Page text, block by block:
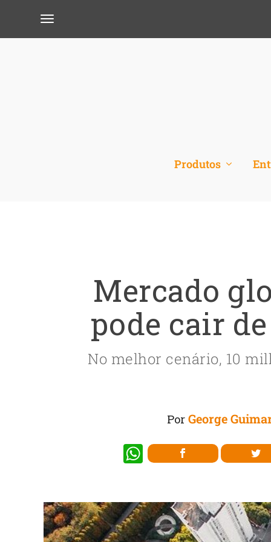
Produtos
Mercado
pode cair de
No melhor cenário, 10
Por George
W
s
A